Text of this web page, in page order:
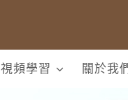
視頻學習 關於我